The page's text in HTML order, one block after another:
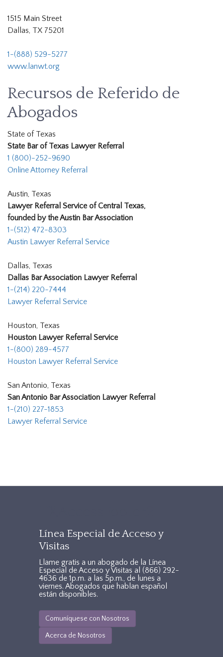
1515 Main Street
Dallas, TX 75201
1-(888) 529-5277
www.lanwt.org
Recursos de Referido de
Abogados
State of Texas
State Bar of Texas Lawyer Referral
1 (800)-252-9690
Online Attorney Referral
Austin, Texas
Lawyer Referral Service of Central Texas,
founded by the Austin Bar Association
1-(512) 472-8303
Austin Lawyer Referral Service
Dallas, Texas
Dallas Bar Association Lawyer Referral
1-(214) 220-7444
Lawyer Referral Service
Houston, Texas
Houston Lawyer Referral Service
1-(800) 289-4577
Houston Lawyer Referral Service
San Antonio, Texas
San Antonio Bar Association Lawyer Referral
1-(210) 227-1853
Lawyer Referral Service
Línea Especial de Acceso y
Visitas
Llame gratis a un abogado de la Línea
Especial de Acceso y Visitas al (866) 292-
4636 de 1p.m. a las 5p.m., de lunes a
viernes. Abogados que hablan español
están disponibles.
Comuníquese con Nosotros
Acerca de Nosotros